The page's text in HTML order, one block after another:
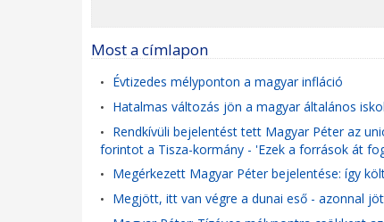
Most a címlapon
• Évtizedes mélyponton a magyar infláció
• Hatalmas változás jön a magyar általános
• Rendkívüli bejelentést tett Magyar Péter az
forintot a Tisza-kormány - 'Ezek a források át
• Megérkezett Magyar Péter bejelentése: így
• Megjött, itt van végre a dunai eső - azonnal